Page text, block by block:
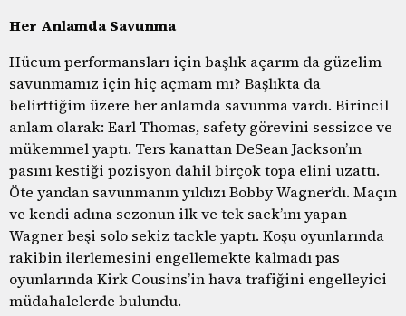
Her Anlamda Savunma
Hücum performansları için başlık açarım da güzelim
savunmamız için hiç açmam mı? Başlıkta da
belirttiğim üzere her anlamda savunma vardı. Birincil
anlam olarak: Earl Thomas, safety görevini sessizce ve
mükemmel yaptı. Ters kanattan DeSean Jackson’ın
pasını kestiği pozisyon dahil birçok topa elini uzattı.
Öte yandan savunmanın yıldızı Bobby Wagner’dı. Maçın
ve kendi adına sezonun ilk ve tek sack’ını yapan
Wagner beşi solo sekiz tackle yaptı. Koşu oyunlarında
rakibin ilerlemesini engellemekte kalmadı pas
oyunlarında Kirk Cousins’in hava trafiğini engelleyici
müdahalelerde bulundu.